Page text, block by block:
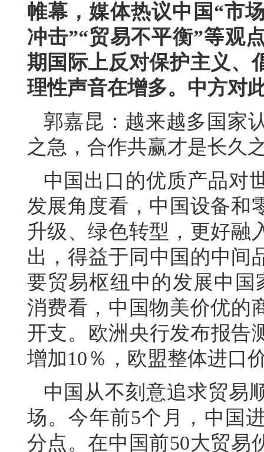
帷幕，媒体热议中国“市
冲击”“贸易不平衡”等观
期国际上反对保护主义、
理性声音在增多。中方对
郭嘉昆：越来越多国家
之急，合作共赢才是长久
中国出口的优质产品对
发展角度看，中国设备和
升级、绿色转型，更好融
出，得益于同中国的中间
要贸易枢纽中的发展中国
消费看，中国物美价优的
开支。欧洲央行发布报告
增加10％，欧盟整体进口
中国从不刻意追求贸易
场。今年前5个月，中国
分点。在中国前50大贸易